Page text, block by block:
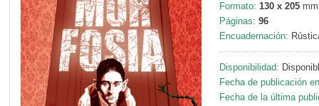
Formato: 130 x 205 mm
Páginas: 96
Encuadernación:
Disponibilidad:
Fecha de publicación
Fecha de la última